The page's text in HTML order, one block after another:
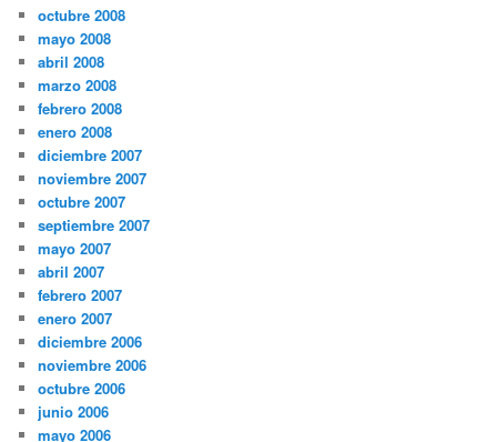
octubre 2008
mayo 2008
abril 2008
marzo 2008
febrero 2008
enero 2008
diciembre 2007
noviembre 2007
octubre 2007
septiembre 2007
mayo 2007
abril 2007
febrero 2007
enero 2007
diciembre 2006
noviembre 2006
octubre 2006
junio 2006
mayo 2006